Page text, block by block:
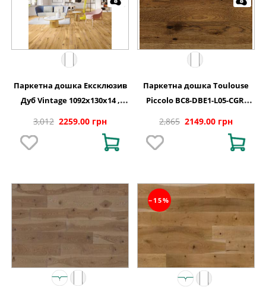
Паркетна дошка Ексклюзив
Дуб Vintage 1092x130x14 ,
3,012 2259.00 грн
Паркетна дошка Toulouse
Piccolo BC8-DBE1-L05-CGR-
2,865 2149.00 грн
−15%